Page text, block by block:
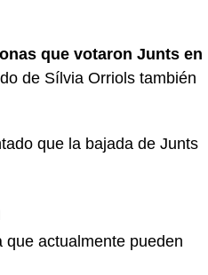
que votaron Junts en
de Sílvia Orriols también
que la bajada de Junts
actualmente pueden